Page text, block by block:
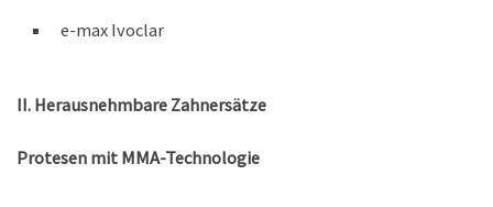
e-max Ivoclar
II. Herausnehmbare Zahnersätze
Protesen mit MMA-Technologie